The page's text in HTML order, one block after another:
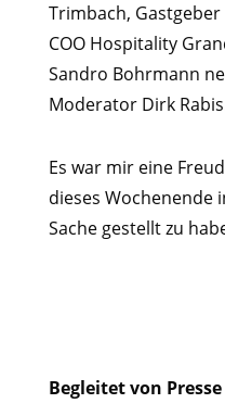
Trimbach,
COO Hospitality
Sandro Bohrmann
Moderator Dirk
Es war mir eine
dieses Wochenende
Sache gestellt zu
Begleitet von